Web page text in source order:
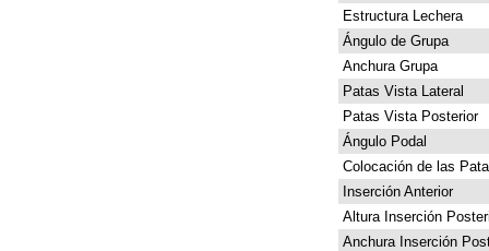
Estructura Lechera
Ángulo de Grupa
Anchura Grupa
Patas Vista Lateral
Patas Vista Posterior
Ángulo Podal
Colocación de las
Inserción Anterior
Altura Inserción
Anchura Inserción